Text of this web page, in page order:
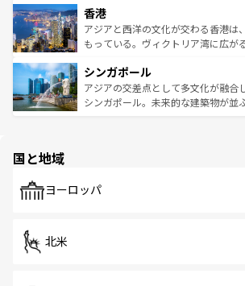
とつ。フォーやバインミー、ベトナ
ひ現地で味わいたい。どの地域を訪
が旅行者を迎えてくれるので、きっ
参照してほしい。
の活気が交差している。北部ではチ
帯で自然と触れ合い、南部ではプー
いビーチでリゾート気分を楽しむこ
激する。気候は一年中温暖で、どの
が待っている。親しみやすいタイの
た文化、そして多様な観光資源が、
香港
アジアと西洋の文化が交わる香港は
もっている。ヴィクトリア湾に広が
み、どこを訪れても感動するはず。
ており、効率よく見どころを回れる
うな絶景から文化的な体験まで、香
シンガポール
アジアの交差点として多文化が融合
シンガポール。未来的な建築物が並
で、ホーカーズは地元の風情を楽し
国と地域
ヨーロッパ
北米